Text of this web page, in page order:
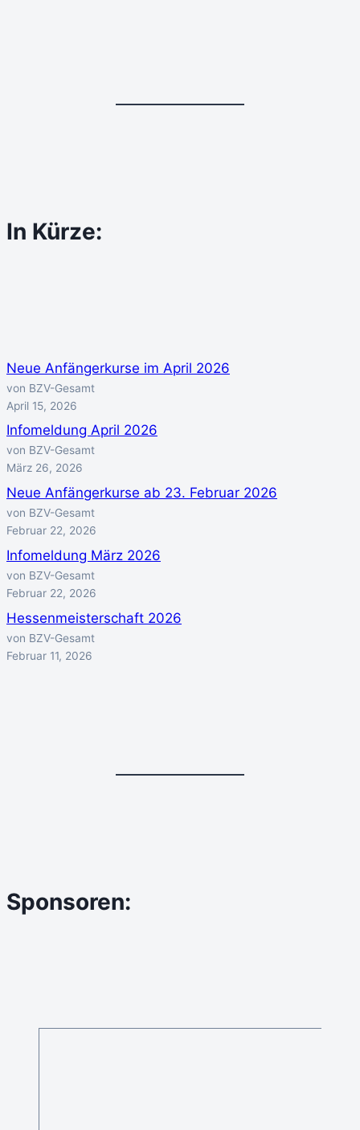
In Kürze:
Neue Anfängerkurse im April 2026
von BZV-Gesamt
April 15, 2026
Infomeldung April 2026
von BZV-Gesamt
März 26, 2026
Neue Anfängerkurse ab 23. Februar 2026
von BZV-Gesamt
Februar 22, 2026
Infomeldung März 2026
von BZV-Gesamt
Februar 22, 2026
Hessenmeisterschaft 2026
von BZV-Gesamt
Februar 11, 2026
Sponsoren: